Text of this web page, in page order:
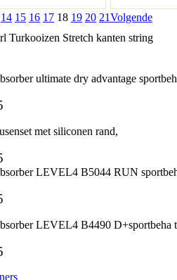
14 15 16 17 18 19 20 21Volgende
Turkooizen Stretch kanten string
ultimate dry advantage
met siliconen rand,
LEVEL4 B5044 RUN
LEVEL4 B4490